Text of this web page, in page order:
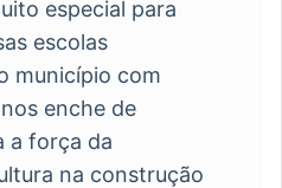
especial para
escolas
município com
enche de
a força da
na construção